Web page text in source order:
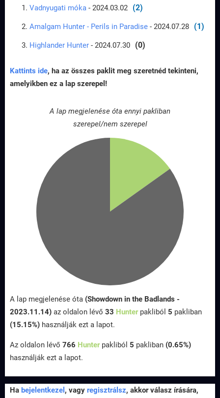
Vadnyugati móka - 2024.03.02 (2)
Amalgam Hunter - Perils in Paradise - 2024.07.28 (1)
Highlander Hunter - 2024.07.30 (0)
Kattints ide, ha az összes paklit meg szeretnéd tekinteni,
amelyikben ez a lap szerepel!
A lap megjelenése óta ennyi pakliban
szerepel/nem szerepel
A lap megjelenése óta (Showdown in the Badlands -
2023.11.14) az oldalon lévő 33 Hunterpakliból 5 pakliban
(15.15%) használják ezt a lapot.
Az oldalon lévő 766 Hunterpakliból 5 pakliban (0.65%)
használják ezt a lapot.
Ha bejelentkezel , vagy regisztrálsz, akkor válasz írására,